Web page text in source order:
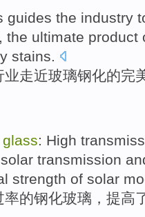
guides the industry
, the ultimate product
stains.
业走近玻璃钢化的完
glass: High
solar transmission
strength of solar
率的钢化玻璃 ， 提高